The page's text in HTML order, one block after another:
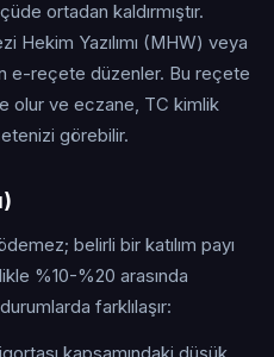
ortadan kaldırmıştır.
Hekim Yazılımı (MHW) veya
e-reçete düzenler. Bu reçete
olur ve eczane, TC kimlik
görebilir.
belirli bir katılım payı
%10-%20 arasında
farklılaşır: